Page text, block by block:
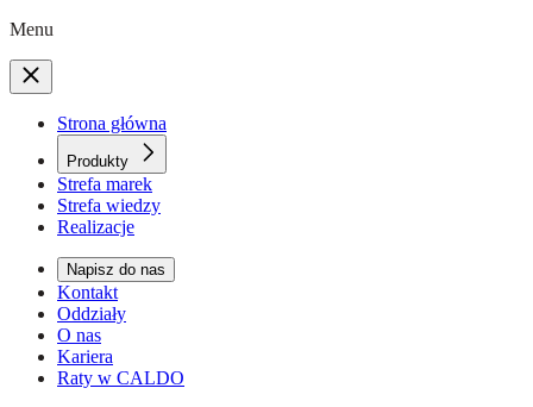
Menu
Strona główna
Produkty
Strefa marek
Strefa wiedzy
Realizacje
Napisz do nas
Kontakt
Oddziały
O nas
Kariera
Raty w CALDO